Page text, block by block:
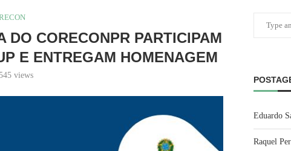
DO CORECONPR PARTICIPAM
E ENTREGAM HOMENAGEM
545views
Eduardo
Raquel